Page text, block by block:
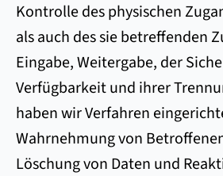
Kontrolle des physischen
als auch des sie betreffenden
Eingabe, Weitergabe, der
Verfügbarkeit und ihrer
haben wir Verfahren
Wahrnehmung von
Löschung von Daten und